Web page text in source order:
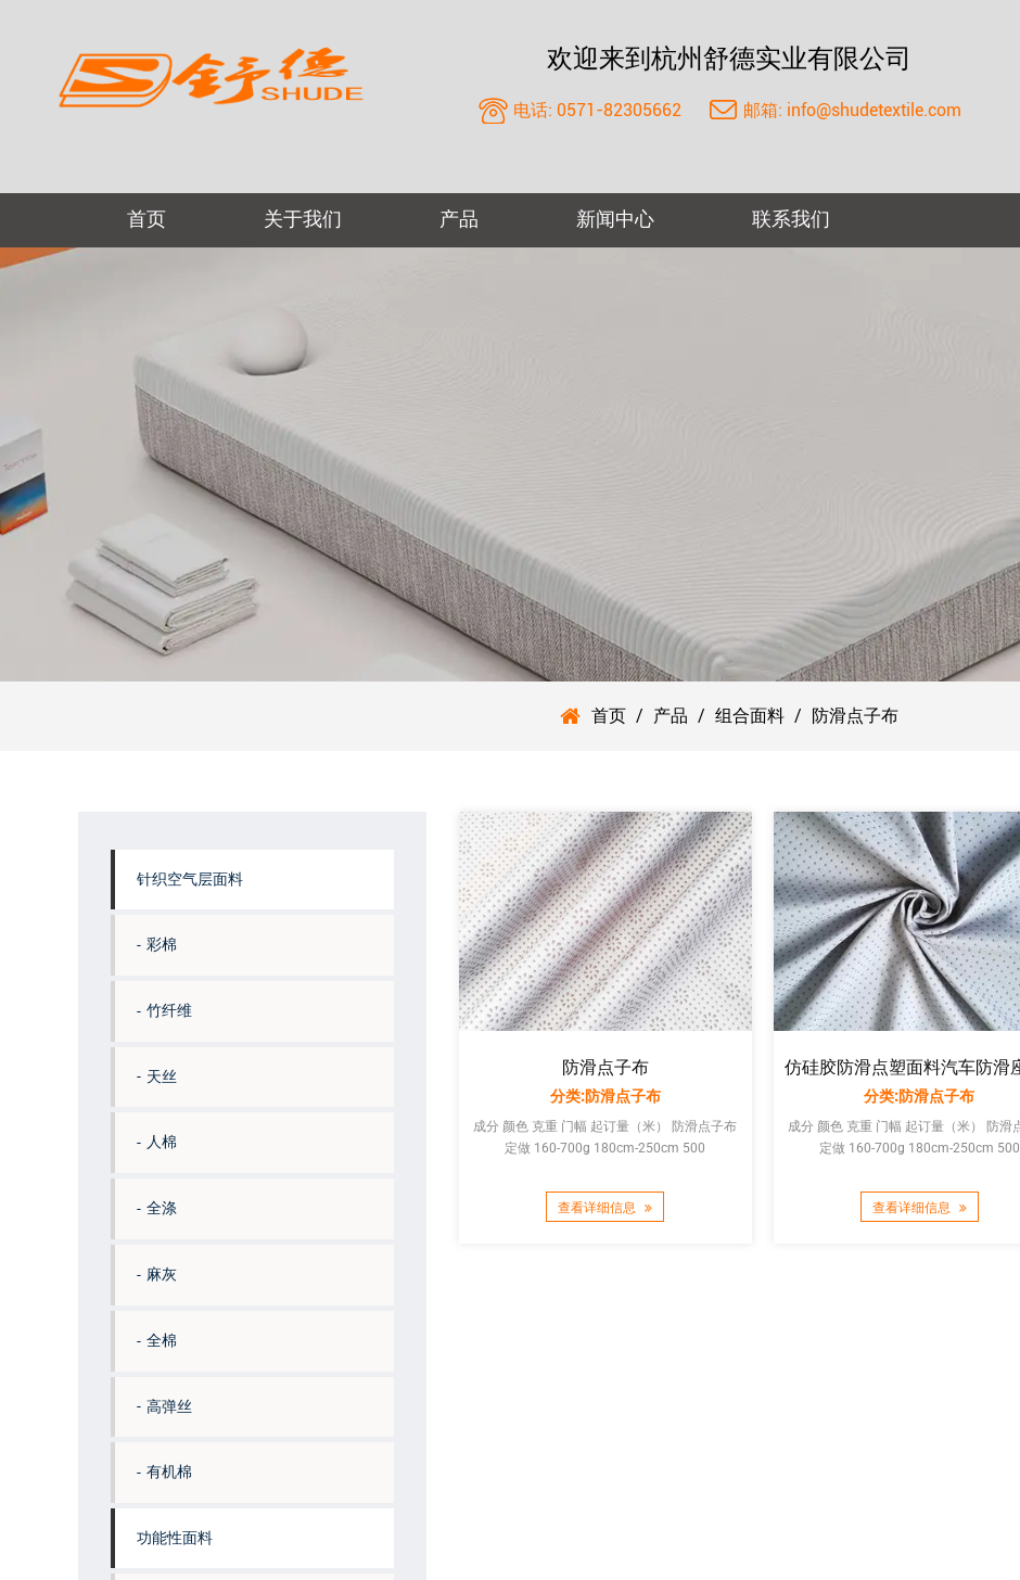
欢迎来到杭州舒德实业有限公司
电话: 0571-82305662 邮箱: info@shudetextile.com
首页 关于我们 产品 新闻中心 联系我们
首页 / 产品 / 组合面料 / 防滑点子布
针织空气层面料
彩棉
竹纤维
天丝
人棉
全涤
麻灰
全棉
高弹丝
有机棉
功能性面料
防滑点子布
分类:防滑点子布
成分 颜色 克重 门幅 起订量（米） 防滑点子布
定做 160-700g 180cm-250cm 500
查看详细信息
分类:防滑点子布
成分 颜色 克重 门幅 起订量（米） 防滑点子布
定做 160-700g 180cm-250cm 500
查看详细信息